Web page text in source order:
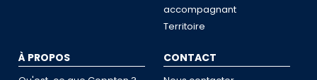
accompagnant
Territoire
À PROPOS CONTACT